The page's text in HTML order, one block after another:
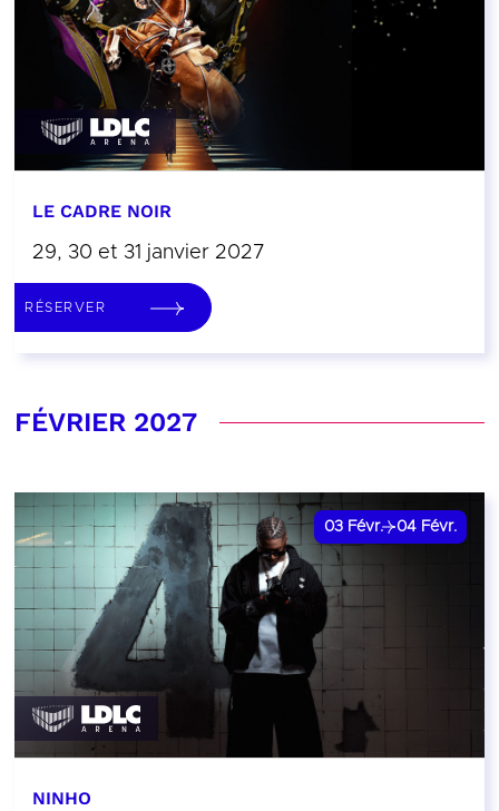
LE CADRE NOIR
29, 30 et 31 janvier 2027
RÉSERVER
FÉVRIER 2027
03 Févr. 04 Févr.
NINHO